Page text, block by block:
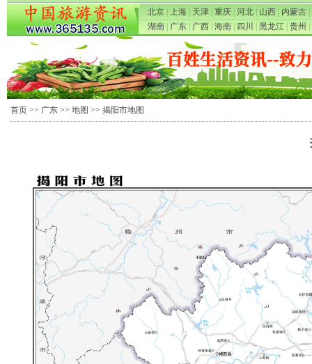
北京 上海 天津 重庆 河北 山西 内蒙古
湖南
广东 广西 海南 四川 黑龙江 贵州
首页 >> 广东 >> 地图 >> 揭阳市地图